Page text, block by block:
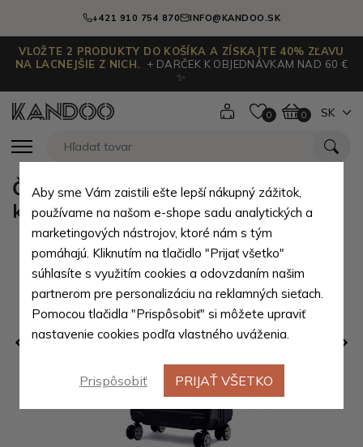
+421 910 754 870 INFO@KANDOO.SK
VLOŽTE 2 PRODUKTY DO KOŠÍKA A ZÍSKAJTE 40% ZĽAVU
NA LACNEJŠIE Z NICH.
+ DARČEK K OBJEDNÁVKAM NAD 60 €
✨
0 0 SK
Čierny kvalitný cestovný stredný
kufor Kylah
Aby sme Vám zaistili ešte lepší nákupný zážitok,
používame na našom e-shope sadu analytických a
marketingových nástrojov, ktoré nám s tým
pomáhajú. Kliknutím na tlačidlo "Prijať všetko"
súhlasíte s využitím cookies a odovzdaním našim
partnerom pre personalizáciu na reklamných sieťach.
Pomocou tlačidla "Prispôsobiť" si môžete upraviť
nastavenie cookies podľa vlastného uváženia.
Prispôsobiť PRIJAŤ VŠETKO